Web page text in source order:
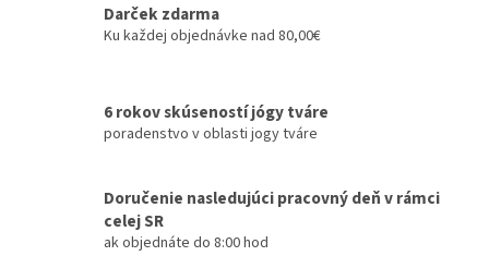
Darček zdarma
Ku každej objednávke nad 80,00€
6 rokov skúseností jógy tváre
poradenstvo v oblasti jogy tváre
Doručenie nasledujúci pracovný deň v rámci
celej SR
ak objednáte do 8:00 hod